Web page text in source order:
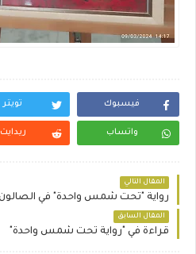
فيسبوك تويتر
واتساب ريدايت
المقال التالي
المقال السابق
قراءة في "رواية تحت شمس واحدة"